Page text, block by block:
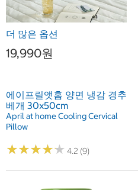
더 많은 옵션
19,990원
에이프릴앳홈 양면 냉감 경추
베개 30x50cm
April at home Cooling Cervical
Pillow
★★★★★
★★★★★ 4.2 (9)